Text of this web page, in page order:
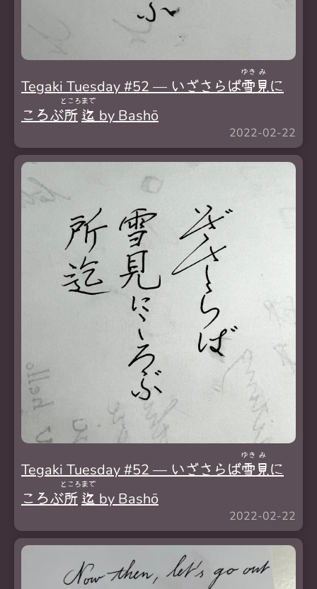
Tegaki Tuesday #52 — いざさらば雪
ゆき
見
み
に
ころぶ所
ところ
迄
まで
by Bashō
2022-02-22
Tegaki Tuesday #52 — いざさらば雪
ゆき
見
み
に
ころぶ所
ところ
迄
まで
by Bashō
2022-02-22